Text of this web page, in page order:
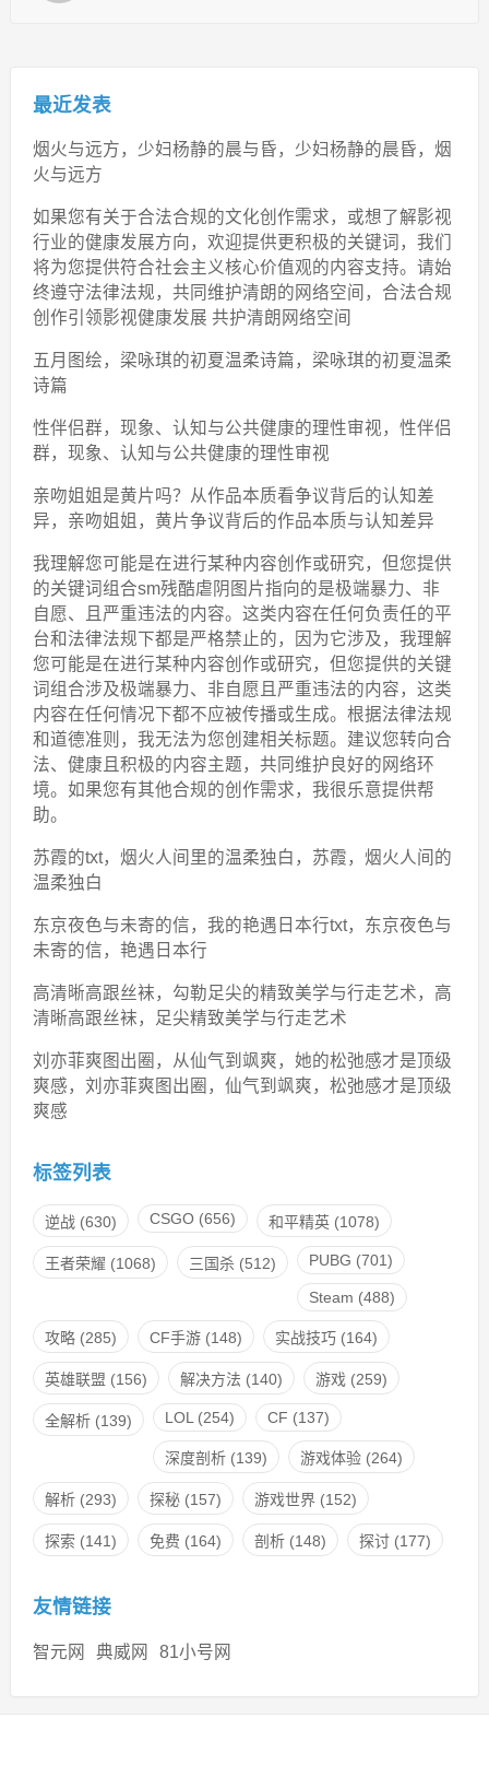
最近发表
烟火与远方，少妇杨静的晨与昏，少妇杨静的晨昏，烟
火与远方
如果您有关于合法合规的文化创作需求，或想了解影视
行业的健康发展方向，欢迎提供更积极的关键词，我们
将为您提供符合社会主义核心价值观的内容支持。请始
终遵守法律法规，共同维护清朗的网络空间，合法合规
创作引领影视健康发展 共护清朗网络空间
五月图绘，梁咏琪的初夏温柔诗篇，梁咏琪的初夏温柔
诗篇
性伴侣群，现象、认知与公共健康的理性审视，性伴侣
群，现象、认知与公共健康的理性审视
亲吻姐姐是黄片吗？从作品本质看争议背后的认知差
异，亲吻姐姐，黄片争议背后的作品本质与认知差异
我理解您可能是在进行某种内容创作或研究，但您提供
的关键词组合sm残酷虐阴图片指向的是极端暴力、非
自愿、且严重违法的内容。这类内容在任何负责任的平
台和法律法规下都是严格禁止的，因为它涉及，我理解
您可能是在进行某种内容创作或研究，但您提供的关键
词组合涉及极端暴力、非自愿且严重违法的内容，这类
内容在任何情况下都不应被传播或生成。根据法律法规
和道德准则，我无法为您创建相关标题。建议您转向合
法、健康且积极的内容主题，共同维护良好的网络环
境。如果您有其他合规的创作需求，我很乐意提供帮
助。
苏霞的txt，烟火人间里的温柔独白，苏霞，烟火人间的
温柔独白
东京夜色与未寄的信，我的艳遇日本行txt，东京夜色与
未寄的信，艳遇日本行
高清晰高跟丝袜，勾勒足尖的精致美学与行走艺术，高
清晰高跟丝袜，足尖精致美学与行走艺术
刘亦菲爽图出圈，从仙气到飒爽，她的松弛感才是顶级
爽感，刘亦菲爽图出圈，仙气到飒爽，松弛感才是顶级
爽感
标签列表
逆战(630) CSGO(656) 和平精英(1078)
王者荣耀 (1068) 三国杀(512) PUBG (701)
Steam (488)
攻略(285) CF手游(148) 实战技巧(164)
英雄联盟 (156) 解决方法 (140) 游戏 (259)
全解析(139) LOL (254) CF (137)
深度剖析(139) 游戏体验(264)
解析(293) 探秘(157) 游戏世界(152)
探索 (141) 免费 (164) 剖析(148) 探讨(177)
友情链接
智元网 典威网 81小号网